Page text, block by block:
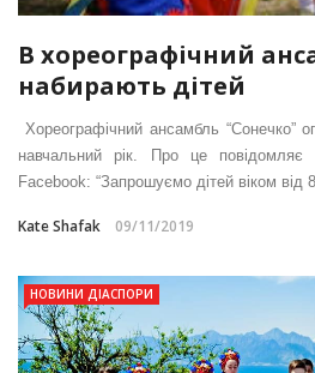
В хореографічний
набирають дітей
Хореографічний ансамбль “Сонечко”
навчальний рік. Про це повідомляє
Facebook: “Запрошуємо дітей віком від 8
Kate Shafak 09/11/2019
НОВИНИ ДІАСПОРИ